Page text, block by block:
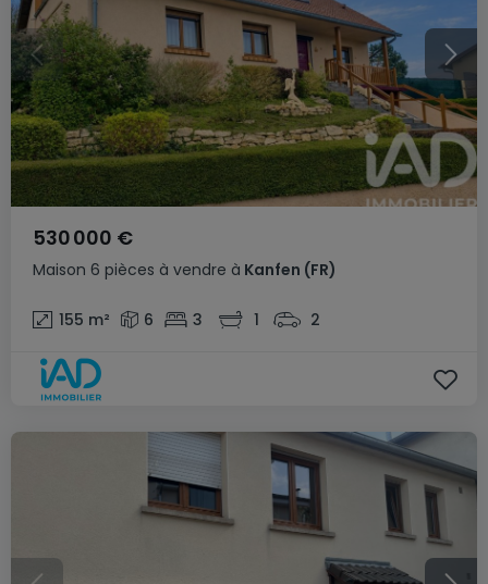
Maison 6 pièces à vendre à Kanfen (FR)
530 000 €
155 m² 6 3 1 2